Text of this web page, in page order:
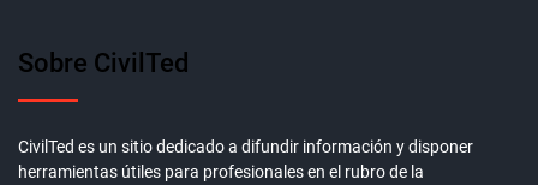
Sobre CivilTed
CivilTed es un sitio dedicado a difundir información y disponer
herramientas útiles para profesionales en el rubro de la